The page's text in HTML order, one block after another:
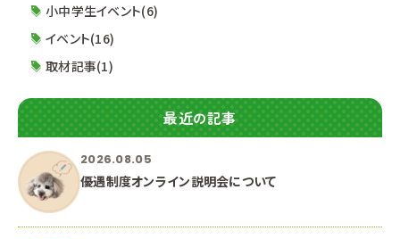
小中学生イベント(6)
イベント(16)
取材記事(1)
最近の記事
2026.08.05
優遇制度オンライン説明会について